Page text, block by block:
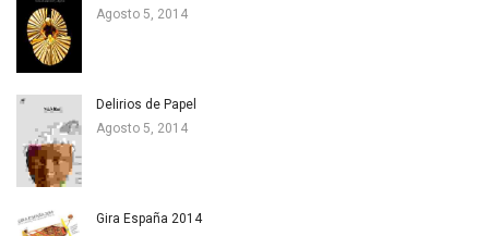
Agosto 5, 2014
Delirios de Papel
Agosto 5, 2014
Gira España 2014